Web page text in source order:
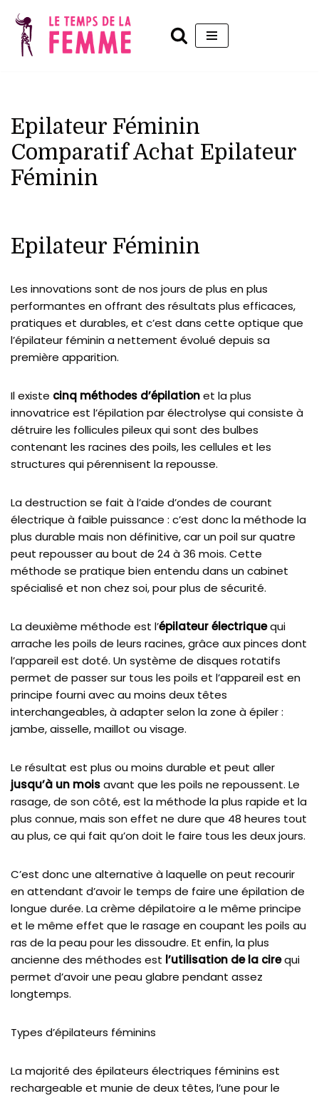
Aller
au
Epilateur Féminin
Comparatif Achat Epilateur
Féminin
Epilateur Féminin
Les innovations sont de nos jours de plus en plus
performantes en offrant des résultats plus efficaces,
pratiques et durables, et c’est dans cette optique que
l’épilateur féminin a nettement évolué depuis sa
première apparition.
Il existe cinq méthodes d’épilationet la plus
innovatrice est l’épilation par électrolyse qui consiste à
détruire les follicules pileux qui sont des bulbes
contenant les racines des poils, les cellules et les
structures qui pérennisent la repousse.
La destruction se fait à l’aide d’ondes de courant
électrique à faible puissance : c’est donc la méthode la
plus durable mais non définitive, car un poil sur quatre
peut repousser au bout de 24 à 36 mois. Cette
méthode se pratique bien entendu dans un cabinet
spécialisé et non chez soi, pour plus de sécurité.
La deuxième méthode est l’épilateur électriquequi
arrache les poils de leurs racines, grâce aux pinces dont
l’appareil est doté. Un système de disques rotatifs
permet de passer sur tous les poils et l’appareil est en
principe fourni avec au moins deux têtes
interchangeables, à adapter selon la zone à épiler :
jambe, aisselle, maillot ou visage.
Le résultat est plus ou moins durable et peut aller
jusqu’à un moisavant que les poils ne repoussent. Le
rasage, de son côté, est la méthode la plus rapide et la
plus connue, mais son effet ne dure que 48 heures tout
au plus, ce qui fait qu’on doit le faire tous les deux jours.
C’est donc une alternative à laquelle on peut recourir
en attendant d’avoir le temps de faire une épilation de
longue durée. La crème dépilatoire a le même principe
et le même effet que le rasage en coupant les poils au
ras de la peau pour les dissoudre. Et enfin, la plus
ancienne des méthodes est l’utilisation de la cirequi
permet d’avoir une peau glabre pendant assez
longtemps.
Types d’épilateurs féminins
La majorité des épilateurs électriques féminins est
rechargeable et munie de deux têtes, l’une pour le